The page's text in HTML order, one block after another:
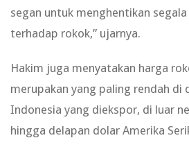
segan untuk menghentikan
terhadap rokok,” ujarnya.
Hakim juga menyatakan harga
merupakan yang paling rendah di
Indonesia yang diekspor, di luar
hingga delapan dolar Amerika